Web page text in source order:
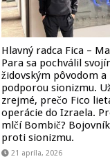
Hlavný radca Fica –
Para sa pochválil
židovským pôvodom a
podporou sionizmu.
zrejmé, prečo Fico
operácie do Izraela.
mlčí Bombič? Bojovník
proti sionizmu.
21 apríla, 2026